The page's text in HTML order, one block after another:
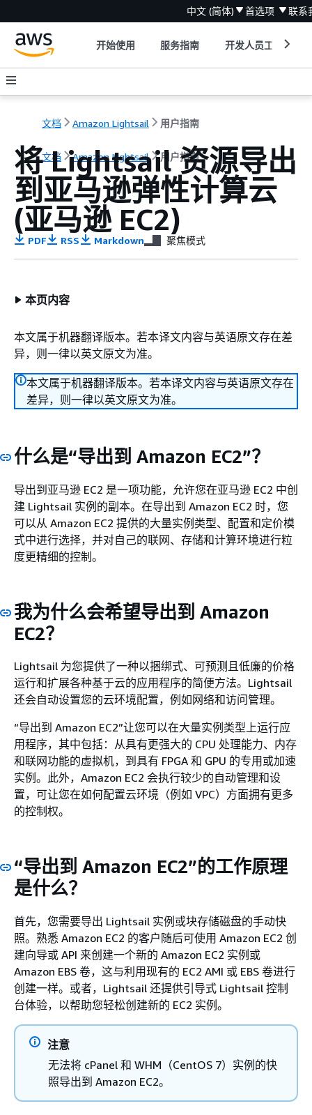
中文 (简体) 首选项 联系
开始使用 服务指南 开发人员工具
文档 Amazon Lightsail 用户指南
文档 Amazon Lightsail 用户指南
将 Lightsail 资源导出
到亚马逊弹性计算云
(亚马逊 EC2)
PDF RSS Markdown 聚焦模式
本页内容
本文属于机器翻译版本。若本译文内容与英语原文存在差
异，则一律以英文原文为准。
本文属于机器翻译版本。若本译文内容与英语原文存在
差异，则一律以英文原文为准。
什么是“导出到 Amazon EC2”？
导出到亚马逊 EC2 是一项功能，允许您在亚马逊 EC2 中创
建 Lightsail 实例的副本。在导出到 Amazon EC2 时，您
可以从 Amazon EC2 提供的大量实例类型、配置和定价模
式中进行选择，并对自己的联网、存储和计算环境进行粒
度更精细的控制。
我为什么会希望导出到 Amazon
EC2？
Lightsail 为您提供了一种以捆绑式、可预测且低廉的价格
运行和扩展各种基于云的应用程序的简便方法。Lightsail
还会自动设置您的云环境配置，例如网络和访问管理。
“导出到 Amazon EC2”让您可以在大量实例类型上运行应
用程序，其中包括：从具有更强大的 CPU 处理能力、内存
和联网功能的虚拟机，到具有 FPGA 和 GPU 的专用或加速
实例。此外，Amazon EC2 会执行较少的自动管理和设
置，可让您在如何配置云环境（例如 VPC）方面拥有更多
的控制权。
“导出到 Amazon EC2”的工作原理
是什么？
首先，您需要导出 Lightsail 实例或块存储磁盘的手动快
照。熟悉 Amazon EC2 的客户随后可使用 Amazon EC2 创
建向导或 API 来创建一个新的 Amazon EC2 实例或
Amazon EBS 卷，这与利用现有的 EC2 AMI 或 EBS 卷进行
创建一样。或者，Lightsail 还提供引导式 Lightsail 控制
台体验，以帮助您轻松创建新的 EC2 实例。
注意
无法将 cPanel 和 WHM（CentOS 7）实例的快
照导出到 Amazon EC2。